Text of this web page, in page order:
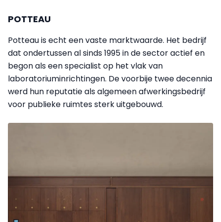
POTTEAU
Potteau is echt een vaste marktwaarde. Het bedrijf
dat ondertussen al sinds 1995 in de sector actief en
begon als een specialist op het vlak van
laboratoriuminrichtingen. De voorbije twee decennia
werd hun reputatie als algemeen afwerkingsbedrijf
voor publieke ruimtes sterk uitgebouwd.